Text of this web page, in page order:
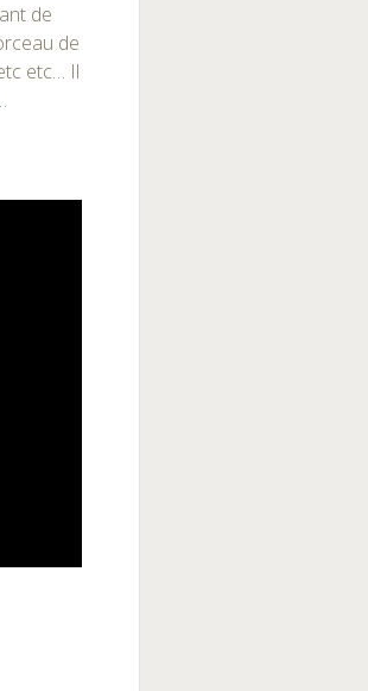
de
de
etc… Il